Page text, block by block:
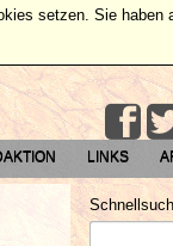
LINKS
setzen. Sie haben